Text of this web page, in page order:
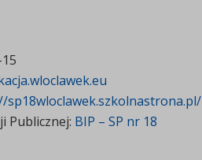
sp18wloclawek.szkolnastrona.pl/
Publicznej: BIP – SP nr 18